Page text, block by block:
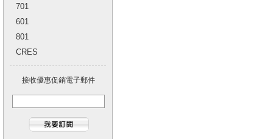
701
601
801
CRES
接收優惠促銷電子郵件